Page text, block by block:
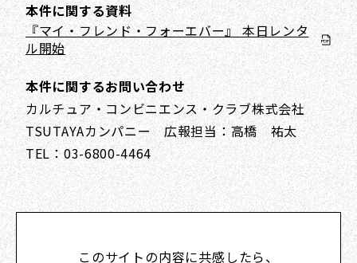
本件に関する資料
『マイ・フレンド・フォーエバー』 本日レンタ
ル開始
本件に関するお問い合わせ
カルチュア・コンビニエンス・クラブ株式会社
TSUTAYAカンパニー 広報担当：高橋 祐太
TEL：03-6800-4464
このサイトの内容に共感したら、